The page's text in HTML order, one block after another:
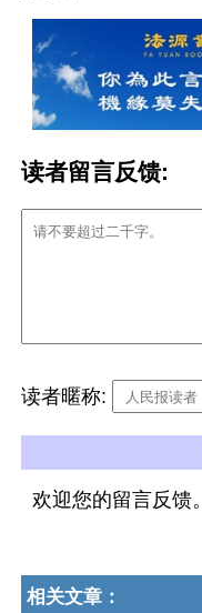
读者留言反馈:
读者暱称:
欢迎您的留言反馈。
相关文章：